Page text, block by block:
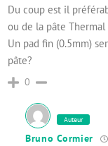
Du coup est il
ou de la pâte Thermal
Un pad fin (0.5mm)
pâte?
0
Auteur
Bruno Cormier